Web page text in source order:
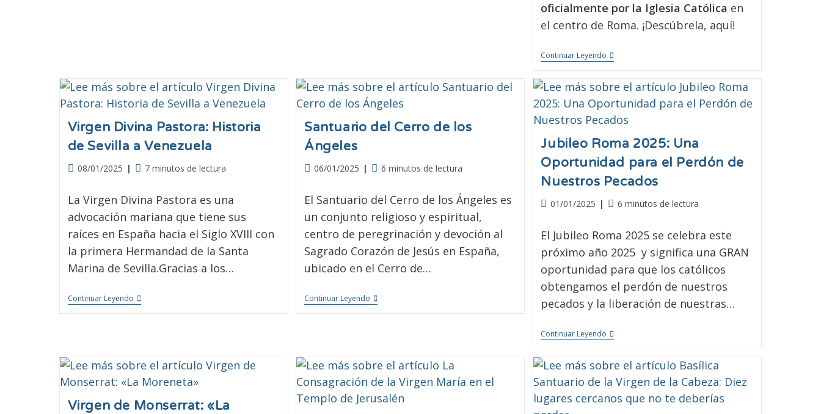
oficialmente por la Iglesia Católica en
el centro de Roma. ¡Descúbrela, aquí!
Continuar Leyendo
Virgen Divina Pastora: Historia
de Sevilla a Venezuela
08/01/2025 7 minutos de lectura
La Virgen Divina Pastora es una
advocación mariana que tiene sus
raíces en España hacia el Siglo XVIII con
la primera Hermandad de la Santa
Marina de Sevilla.Gracias a los…
Continuar Leyendo
Santuario del Cerro de los
Ángeles
06/01/2025 6 minutos de lectura
El Santuario del Cerro de los Ángeles es
un conjunto religioso y espiritual,
centro de peregrinación y devoción al
Sagrado Corazón de Jesús en España,
ubicado en el Cerro de…
Continuar Leyendo
Jubileo Roma 2025: Una
Oportunidad para el Perdón de
Nuestros Pecados
01/01/2025 6 minutos de lectura
El Jubileo Roma 2025 se celebra este
próximo año 2025 y significa una GRAN
oportunidad para que los católicos
obtengamos el perdón de nuestros
pecados y la liberación de nuestras…
Continuar Leyendo
Virgen de Monserrat: «La